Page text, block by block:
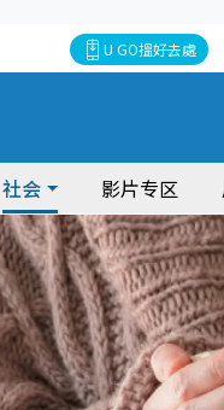
U GO搵好去處
社会 影片专区